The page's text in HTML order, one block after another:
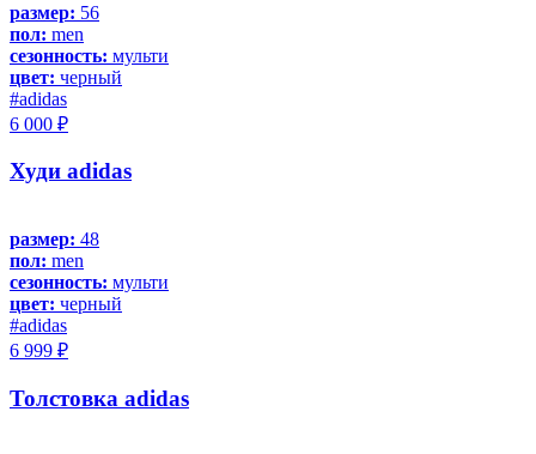
размер: 56
пол: men
сезонность: мульти
цвет: черный
#adidas
6 000 ₽
Худи adidas
размер: 48
пол: men
сезонность: мульти
цвет: черный
#adidas
6 999 ₽
Толстовка adidas